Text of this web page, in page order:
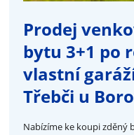
Prodej
bytu 3+1 po
vlastní
Třebči u
Nabízíme ke koupi zděný